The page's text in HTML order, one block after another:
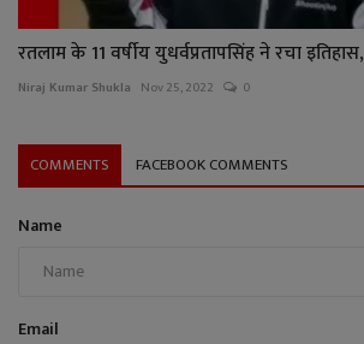
रतलाम के 11 वर्षीय युधर्वप्रतापसिंह ने रचा
Niraj Kumar Shukla Nov 25, 2022 0
COMMENTS FACEBOOK COMMENTS
Name
Email